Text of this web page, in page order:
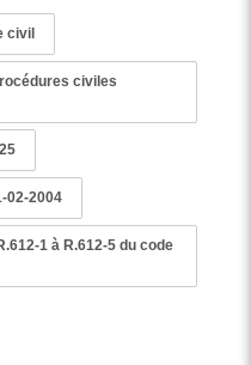
civil
civiles
02-2004
1 à R.612-5 du code